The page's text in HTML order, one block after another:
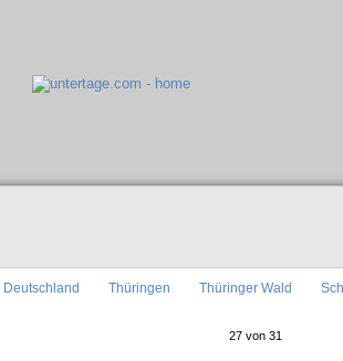
Deutschland Thüringen Thüringer Wald
27 von 31